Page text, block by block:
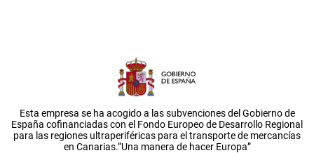
Esta empresa se ha acogido a las subvenciones del Gobierno de
España cofinanciadas con el Fondo Europeo de Desarrollo Regional
para las regiones ultraperiféricas para el transporte de mercancías
en Canarias.”Una manera de hacer Europa”